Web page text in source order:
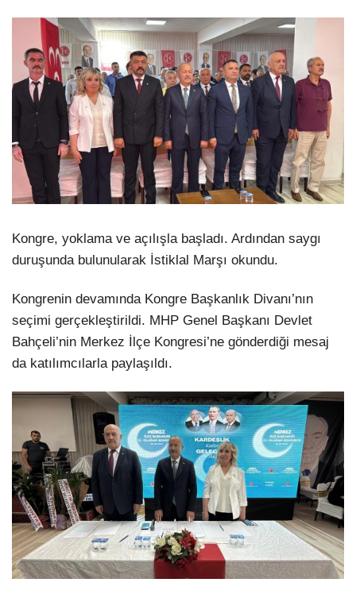
Kongre, yoklama ve açılışla başladı. Ardından saygı
duruşunda bulunularak İstiklal Marşı okundu.
Kongrenin devamında Kongre Başkanlık Divanı’nın
seçimi gerçekleştirildi. MHP Genel Başkanı Devlet
Bahçeli’nin Merkez İlçe Kongresi’ne gönderdiği mesaj
da katılımcılarla paylaşıldı.